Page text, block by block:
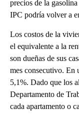
precios de la
IPC podría volver a
Los costos de la
el equivalente a la
son dueñas de sus
mes consecutivo. En
5,1%. Dado que los
Departamento de
cada apartamento o